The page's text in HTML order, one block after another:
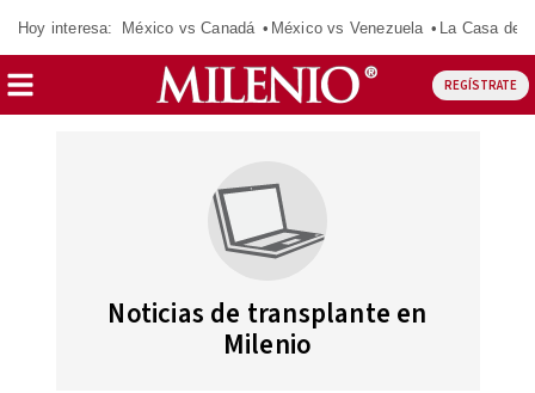
Hoy interesa: México vs Canadá México vs Venezuela La Casa de
REGÍSTRATE
Noticias de transplante en
Milenio